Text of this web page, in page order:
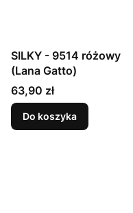
SILKY - 9514 różowy
(Lana Gatto)
Cena
63,90 zł
Do koszyka